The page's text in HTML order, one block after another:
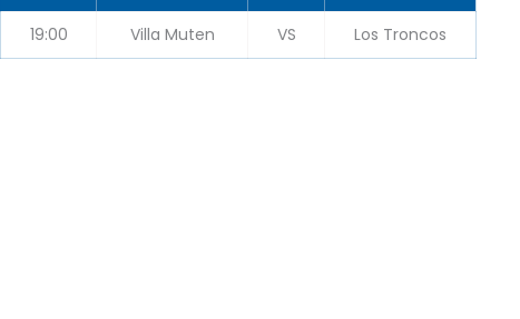
19:00 Villa Muten VS Los Troncos